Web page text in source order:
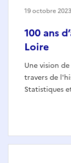
100 ans
Loire
Une vision
travers de
Statistiques
19 octobre 2023